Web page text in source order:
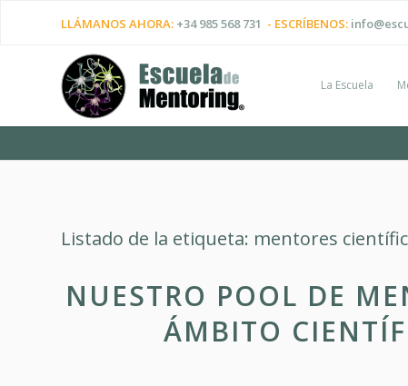
LLÁMANOS AHORA: +34 985 568 731 - ESCRÍBENOS:
La Escuela
Listado de la etiqueta: mentores
NUESTRO POOL DE
ÁMBITO